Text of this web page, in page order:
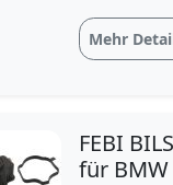
45193
Dieses
Mehr
FEBI
für BMW